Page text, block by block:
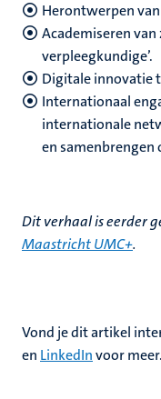
Herontwerpen
Academiseren
verpleegkundige’.
Digitale innovatie
Internationaal
internationale
en samenbrengen
Dit verhaal is eerder
Maastricht UMC+.
Vond je dit artikel
en LinkedInvoor meer.